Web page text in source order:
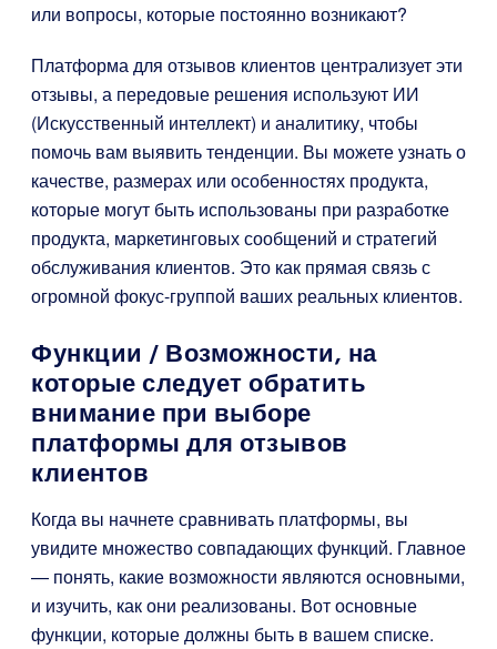
или вопросы, которые постоянно возникают?
Платформа для отзывов клиентов централизует эти
отзывы, а передовые решения используют ИИ
(Искусственный интеллект) и аналитику, чтобы
помочь вам выявить тенденции. Вы можете узнать о
качестве, размерах или особенностях продукта,
которые могут быть использованы при разработке
продукта, маркетинговых сообщений и стратегий
обслуживания клиентов. Это как прямая связь с
огромной фокус-группой ваших реальных клиентов.
Функции / Возможности, на
которые следует обратить
внимание при выборе
платформы для отзывов
клиентов
Когда вы начнете сравнивать платформы, вы
увидите множество совпадающих функций. Главное
— понять, какие возможности являются основными,
и изучить, как они реализованы. Вот основные
функции, которые должны быть в вашем списке.